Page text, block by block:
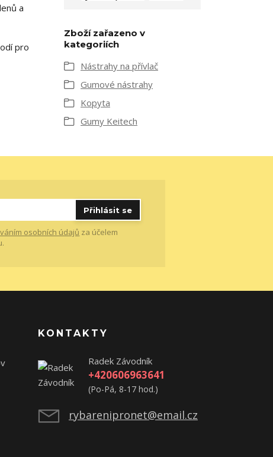
a
pro
Zboží zařazeno v
kategoriích
Nástrahy na přívlač
Gumové nástrahy
Kopyta
Gumy Keitech
Přihlásit se
osobních údajů za účelem
KONTAKTY
Radek Závodník
+420606963641
(Po-Pá, 8-17 hod.)
rybarenipronet@email.cz